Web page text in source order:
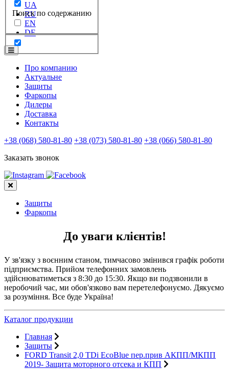
Поиск по содержанию
UA
RU
EN
DE
Про компанию
Актуальне
Защиты
Фаркопы
Дилеры
Доставка
Контакты
+38 (068) 580-81-80 +38 (073) 580-81-80 +38 (066) 580-81-80
Заказать звонок
Защиты
Фаркопы
До уваги клієнтів!
У зв'язку з воєнним станом, тимчасово змінився графік роботи
підприємства. Прийом телефонних замовлень
здійснюватиметься з 8:30 до 15:30. Якщо ви подзвонили в
неробочий час, ми обов'язково вам перетелефонуємо. Дякуємо
за розуміння. Все буде Україна!
Каталог продукции
Главная
Защиты
FORD Transit 2,0 TDi EcoBlue пер.прив АКПП/МКПП
2019- Защита моторного отсека и КПП